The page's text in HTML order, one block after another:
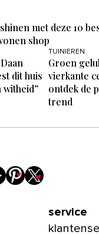
met deze 10
shop
dit huis
TUINIEREN
Groen
vierkante
ontdek de
trend
service